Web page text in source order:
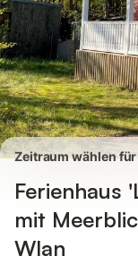
Zeitraum wählen
Ferienhaus
mit
Wlan